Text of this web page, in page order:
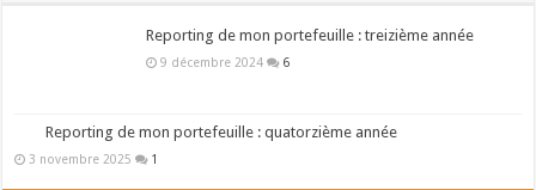
Reporting de mon portefeuille : treizième année
9 décembre 2024 6
Reporting de mon portefeuille : quatorzième année
3 novembre 2025 1